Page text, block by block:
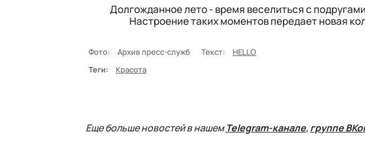
Долгожданное лето - время веселиться с
Настроение таких моментов передает новая
Фото: Архив пресс-служб Текст: HELLO
Теги:
Красота
Еще больше новостей в нашемTelegram-канале, группе